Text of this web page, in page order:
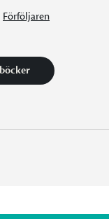
Förföljaren